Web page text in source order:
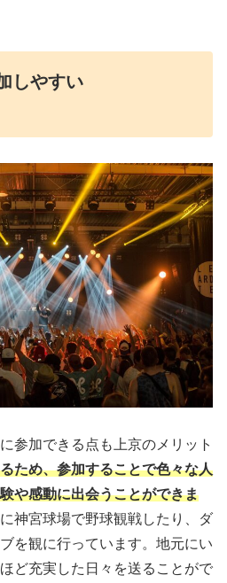
しやすい
参加できる点も上京のメリット
ため、参加することで色々な人
や感動に出会うことができま
神宮球場で野球観戦したり、ダ
を観に行っています。地元にい
ど充実した日々を送ることがで